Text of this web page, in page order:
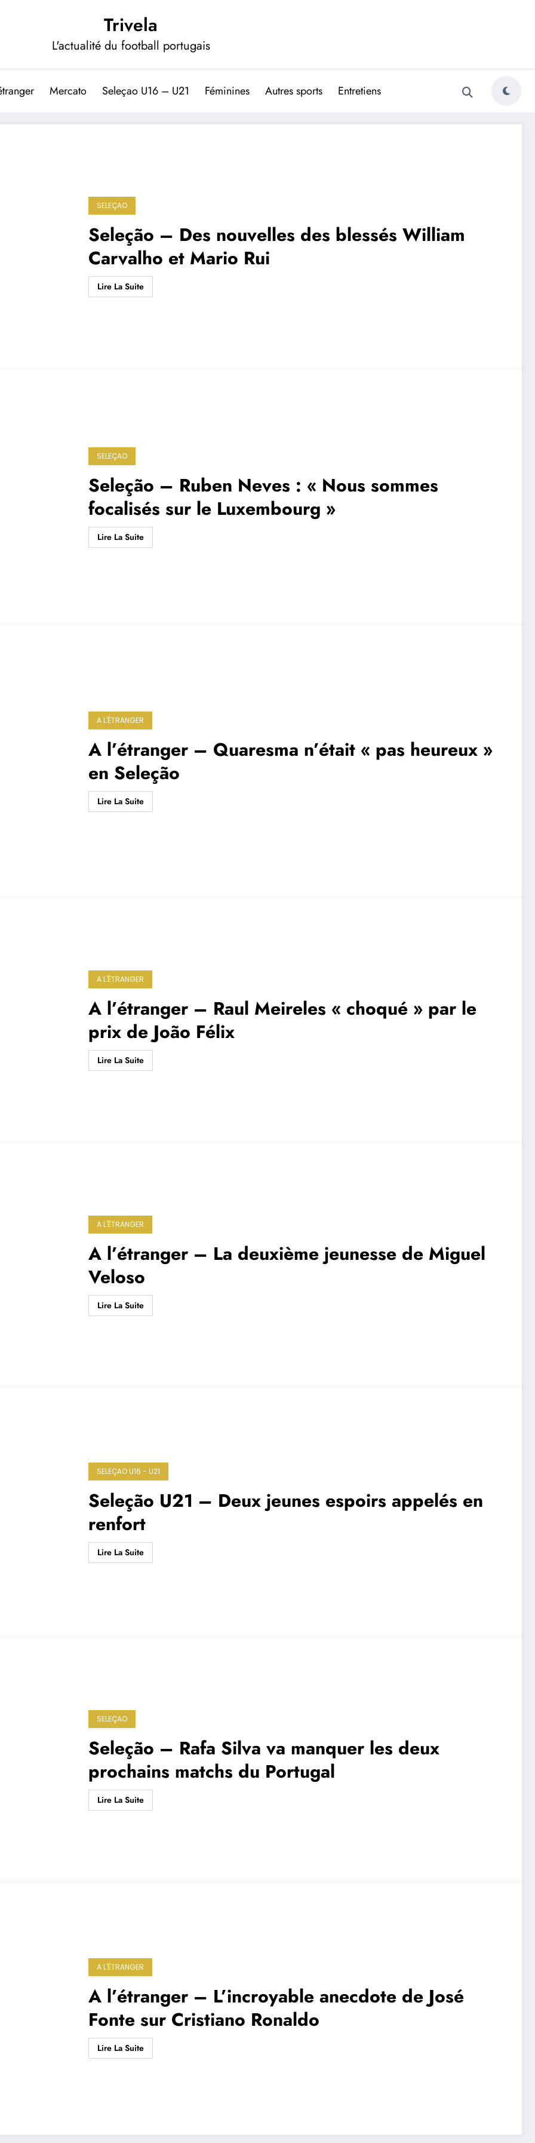
Trivela
L'actualité du football portugais
Mercato Seleçao U16 – U21 Féminines Autres sports Entretiens
SELEÇAO
Seleção – Des nouvelles des blessés William
Carvalho et Mario Rui
Lire La Suite
SELEÇAO
Seleção – Ruben Neves : « Nous sommes
focalisés sur le Luxembourg »
Lire La Suite
A L'ÉTRANGER
A l’étranger – Quaresma n’était « pas heureux »
en Seleção
Lire La Suite
A L'ÉTRANGER
A l’étranger – Raul Meireles « choqué » par le
prix de João Félix
Lire La Suite
A L'ÉTRANGER
A l’étranger – La deuxième jeunesse de Miguel
Veloso
Lire La Suite
SELEÇAO U16 - U21
Seleção U21 – Deux jeunes espoirs appelés en
renfort
Lire La Suite
SELEÇAO
Seleção – Rafa Silva va manquer les deux
prochains matchs du Portugal
Lire La Suite
A L'ÉTRANGER
A l’étranger – L’incroyable anecdote de José
Fonte sur Cristiano Ronaldo
Lire La Suite